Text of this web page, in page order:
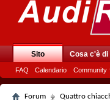
Sito
FAQ Calendario Community
Cosa c'è di
Forum Quattro